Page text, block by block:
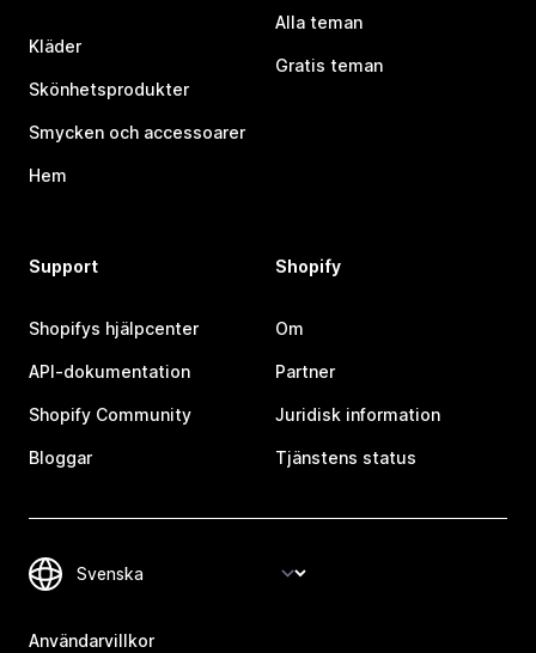
Kläder
Skönhetsprodukter
Smycken och accessoarer
Hem
Alla teman
Gratis teman
Support
Shopifys hjälpcenter
API-dokumentation
Shopify Community
Bloggar
Shopify
Om
Partner
Juridisk information
Tjänstens status
Användarvillkor